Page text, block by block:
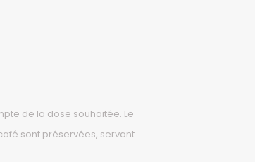
de la dose souhaitée. Le
sont préservées, servant